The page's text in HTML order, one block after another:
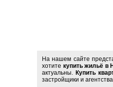
На нашем сайте
хотите купить жильё в
актуальны. Купить
застройщики и